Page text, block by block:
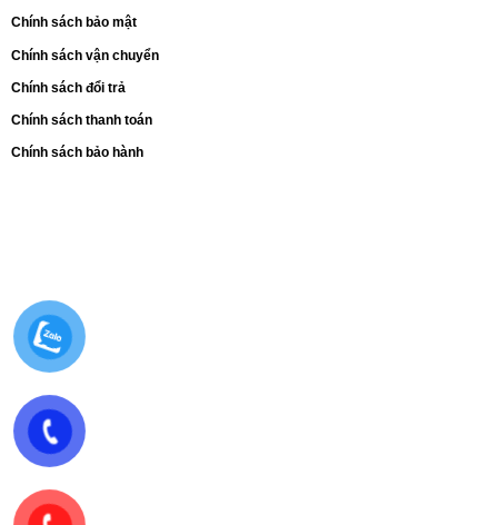
Chính sách bảo mật
Chính sách vận chuyển
Chính sách đổi trả
Chính sách thanh toán
Chính sách bảo hành